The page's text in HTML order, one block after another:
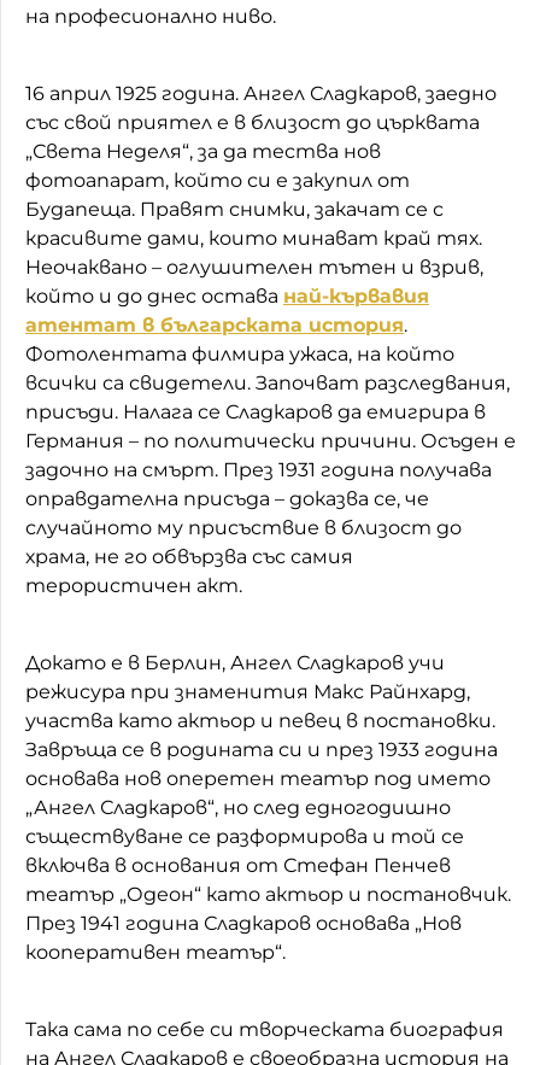
на професионално ниво.
16 април 1925 година. Ангел Сладкаров, заедно
със свой приятел е в близост до църквата
„Света Неделя“, за да тества нов
фотоапарат, който си е закупил от
Будапеща. Правят снимки, закачат се с
красивите дами, които минават край тях.
Неочаквано – оглушителен тътен и взрив,
който и до днес остава най-кървавия
атентат в българската история.
Фотолентата филмира ужаса, на който
всички са свидетели. Започват разследвания,
присъди. Налага се Сладкаров да емигрира в
Германия – по политически причини. Осъден е
задочно на смърт. През 1931 година получава
оправдателна присъда – доказва се, че
случайното му присъствие в близост до
храма, не го обвързва със самия
терористичен акт.
Докато е в Берлин, Ангел Сладкаров учи
режисура при знаменития Макс Райнхард,
участва като актьор и певец в постановки.
Завръща се в родината си и през 1933 година
основава нов оперетен театър под името
„Ангел Сладкаров“, но след едногодишно
съществуване се разформирова и той се
включва в основания от Стефан Пенчев
театър „Одеон“ като актьор и постановчик.
През 1941 година Сладкаров основава „Нов
кооперативен театър“.
Така сама по себе си творческата биография
на Ангел Сладкаров е своеобразна история на